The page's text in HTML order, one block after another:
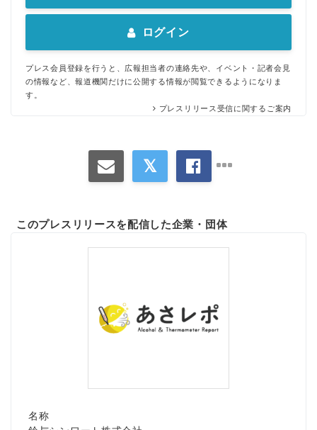
ログイン
プレス会員登録を行うと、広報担当者の連絡先や、イベント・記者会見
の情報など、報道機関だけに公開する情報が閲覧できるようになりま
す。
プレスリリース受信に関するご案内
このプレスリリースを配信した企業・団体
名称